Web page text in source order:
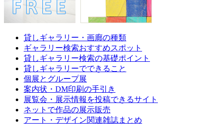
貸しギャラリー・画廊の種類
ギャラリー検索おすすめスポット
貸しギャラリー検索の基礎ポイント
貸しギャラリーでできること
個展とグループ展
案内状・DM印刷の手引き
展覧会・展示情報を投稿できるサイト
ネットで作品の展示販売
アート・デザイン関連雑誌まとめ